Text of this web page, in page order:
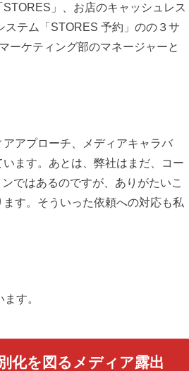
」、お店のキャッシュレス
テム「STORES 予約」のの３サ
ーケティング部のマネージャーと
アプローチ、メディアキャラバ
ます。あとは、弊社はまだ、コー
ではあるのですが、ありがたいこ
す。そういった依頼への対応も私
す。
化を図るメディア露出